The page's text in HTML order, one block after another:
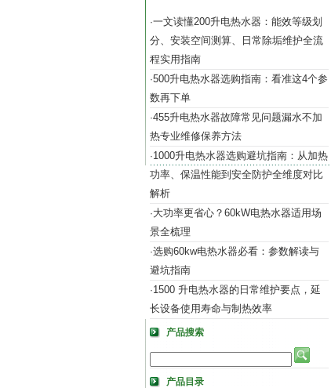
·一文读懂200升电热水器：能效等级划
分、安装空间测算、日常除垢维护全流
程实用指南
·500升电热水器选购指南：看准这4个参
数再下单
·455升电热水器故障常见问题漏水不加
热专业维修保养方法
·1000升电热水器选购避坑指南：从加热
功率、保温性能到安全防护全维度对比
解析
·大功率更省心？60kW电热水器适用场
景全梳理
·选购60kw电热水器必看：参数解读与
避坑指南
·1500 升电热水器的日常维护要点，延
长设备使用寿命与制热效率
产品搜索
产品目录